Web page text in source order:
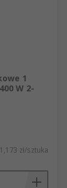
1
W 2-
1,173 zł/sztuka